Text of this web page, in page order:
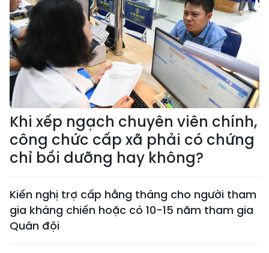
Khi xếp ngạch chuyên viên chính,
công chức cấp xã phải có chứng
chỉ bồi dưỡng hay không?
Kiến nghị trợ cấp hằng tháng cho người tham
gia kháng chiến hoặc có 10-15 năm tham gia
Quân đội